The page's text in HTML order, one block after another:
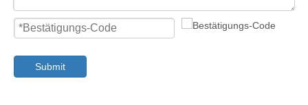
Submit